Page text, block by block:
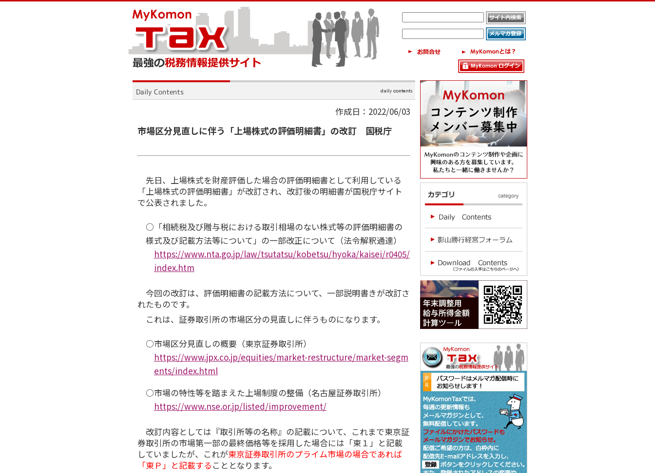
作成日：2022/06/03
市場区分見直しに伴う「上場株式の評価明細書」の改訂 国税庁
先日、上場株式を財産評価した場合の評価明細書として利用している
「上場株式の評価明細書」が改訂され、改訂後の明細書が国税庁サイト
で公表されました。
○「相続税及び贈与税における取引相場のない株式等の評価明細書の
様式及び記載方法等について」の一部改正について（法令解釈通達）
https://www.nta.go.jp/law/tsutatsu/kobetsu/hyoka/kaisei/r0405/
index.htm
今回の改訂は、評価明細書の記載方法について、一部説明書きが改訂さ
れたものです。
これは、証券取引所の市場区分の見直しに伴うものになります。
○市場区分見直しの概要（東京証券取引所）
https://www.jpx.co.jp/equities/market-restructure/market-segm
ents/index.html
○市場の特性等を踏まえた上場制度の整備（名古屋証券取引所）
https://www.nse.or.jp/listed/improvement/
改訂内容としては『取引所等の名称』の記載について、これまで東京証
券取引所の市場第一部の最終価格等を採用した場合には「東１」と記載
していましたが、これが東京証券取引所のプライム市場の場合であれば
「東Ｐ」と記載する こととなります。